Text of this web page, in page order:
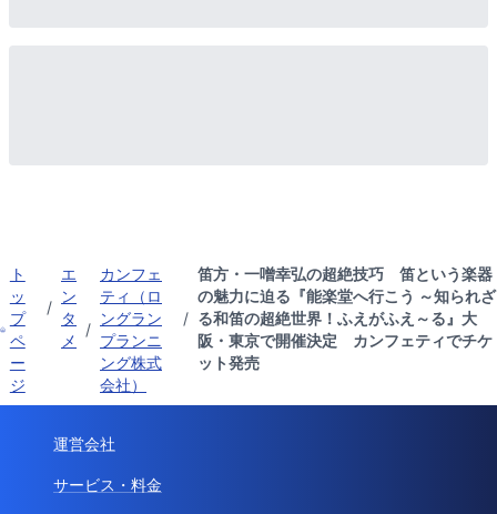
ト
ッ
プ
ペ
ー
ジ
/
エ
ン
タ
メ
/
カンフェ
ティ（ロ
ングラン
プランニ
ング株式
会社）
/
笛方・一噌幸弘の超絶技巧 笛という楽器
の魅力に迫る『能楽堂へ行こう ～知られざ
る和笛の超絶世界！ふえがふえ～る』大
阪・東京で開催決定 カンフェティでチケ
ット発売
運営会社
サービス・料金